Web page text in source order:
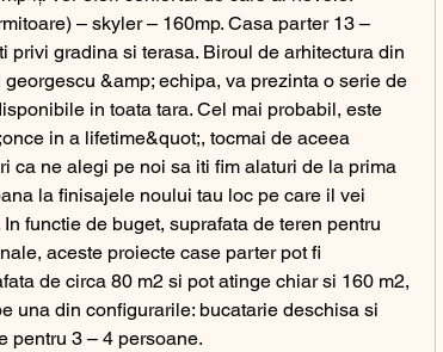
– skyler – 160mp. Casa parter 13 –
privi gradina si terasa. Biroul de arhitectura din
&amp; echipa, va prezinta o serie de
in toata tara. Cel mai probabil, este
in a lifetime&quot;, tocmai de aceea
ca ne alegi pe noi sa iti fim alaturi de la prima
la finisajele noului tau loc pe care il vei
functie de buget, suprafata de teren pentru
aceste proiecte case parter pot fi
de circa 80 m2 si pot atinge chiar si 160 m2,
una din configurarile: bucatarie deschisa si
pentru 3 – 4 persoane.